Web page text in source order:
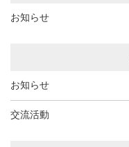
お知らせ
お知らせ
交流活動